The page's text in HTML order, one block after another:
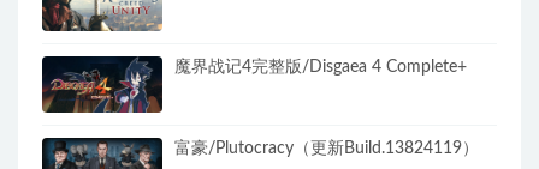
魔界战记4完整版/Disgaea 4 Complete+
富豪/Plutocracy（更新Build.13824119）